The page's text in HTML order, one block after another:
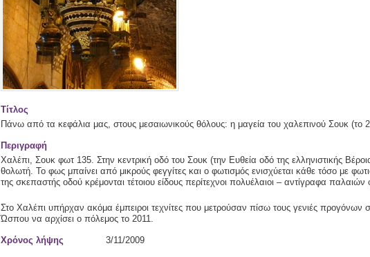
Τίτλος
Πάνω από τα κεφάλια μας, στους μεσαιωνικούς θόλους: η μαγεία του χαλεπινού Σουκ (το
Περιγραφή
Χαλέπι, Σουκ φωτ 135. Στην κεντρική οδό του Σουκ (την Ευθεία οδό της ελληνιστικής
θολωτή. Το φως μπαίνει από μικρούς φεγγίτες και ο φωτισμός ενισχύεται κάθε τόσο με
της σκεπαστής οδού κρέμονται τέτοιου είδους περίτεχνοι πολυέλαιοι – αντίγραφα παλαιών
Στο Χαλέπι υπήρχαν ακόμα έμπειροι τεχνίτες που μετρούσαν πίσω τους γενιές προγόνων
Ώσπου να αρχίσει ο πόλεμος το 2011.
Χρόνος λήψης 3/11/2009